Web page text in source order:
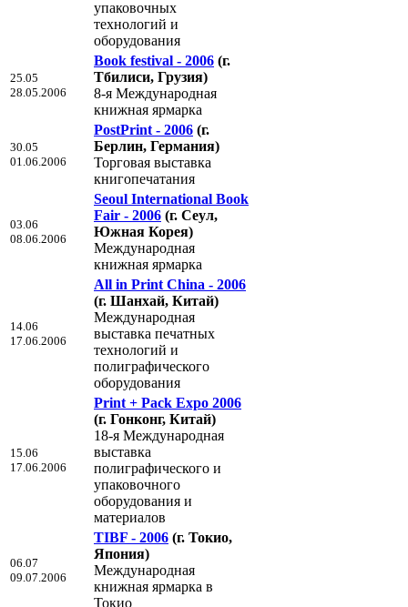
упаковочных
технологий и
оборудования
25.05
28.05.2006
Book festival - 2006 (г.
Тбилиси, Грузия)
8-я Международная
книжная ярмарка
30.05
01.06.2006
PostPrint - 2006 (г.
Берлин, Германия)
Торговая выставка
книгопечатания
03.06
08.06.2006
Seoul International Book
Fair - 2006 (г. Сеул,
Южная Корея)
Международная
книжная ярмарка
14.06
17.06.2006
All in Print China - 2006
(г. Шанхай, Китай)
Международная
выставка печатных
технологий и
полиграфического
оборудования
15.06
17.06.2006
Print + Pack Expo 2006
(г. Гонконг, Китай)
18-я Международная
выставка
полиграфического и
упаковочного
оборудования и
материалов
06.07
09.07.2006
TIBF - 2006 (г. Токио,
Япония)
Международная
книжная ярмарка в
Токио